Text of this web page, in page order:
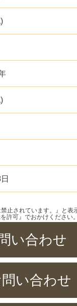
止されています。』と
許可』でおかけください
い合わせ
い合わせ